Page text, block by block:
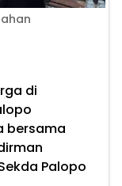
di
bersama
Palopo